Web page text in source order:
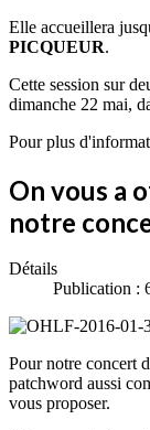
Elle accueillera
PICQUEUR.
Cette session sur
dimanche 22 mai,
Pour plus
On vous a
notre
Détails
Publication :
Pour notre concert
patchword aussi
vous proposer.